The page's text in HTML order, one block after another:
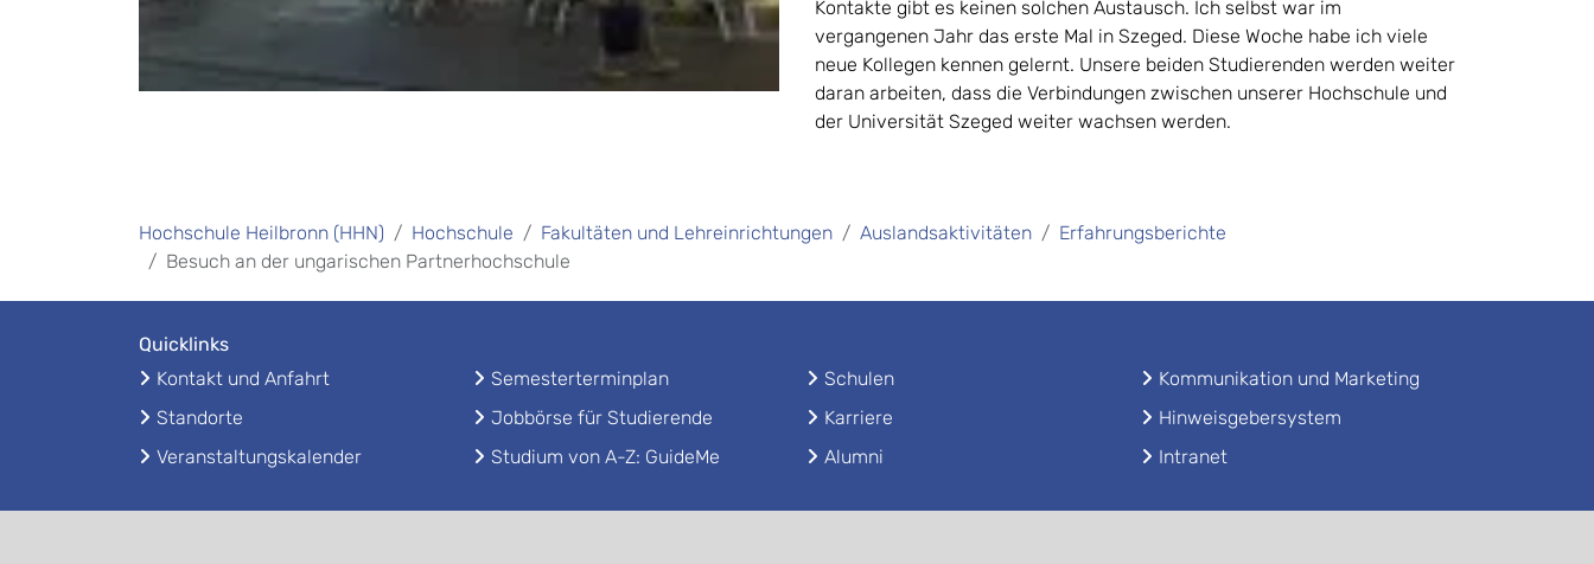
Kontakte gibt es keinen solchen Austausch. Ich selbst war im
vergangenen Jahr das erste Mal in Szeged. Diese Woche habe ich viele
neue Kollegen kennen gelernt. Unsere beiden Studierenden werden weiter
daran arbeiten, dass die Verbindungen zwischen unserer Hochschule und
der Universität Szeged weiter wachsen werden.
Hochschule Heilbronn (HHN) Hochschule Fakultäten und Lehreinrichtungen Auslandsaktivitäten
Erfahrungsberichte
Besuch an der ungarischen Partnerhochschule
Quicklinks
Kontakt und Anfahrt
Standorte
Veranstaltungskalender
Semesterterminplan
Jobbörse für Studierende
Studium von A-Z: GuideMe
Schulen
Karriere
Alumni
Kommunikation und Marketing
Hinweisgebersystem
Intranet